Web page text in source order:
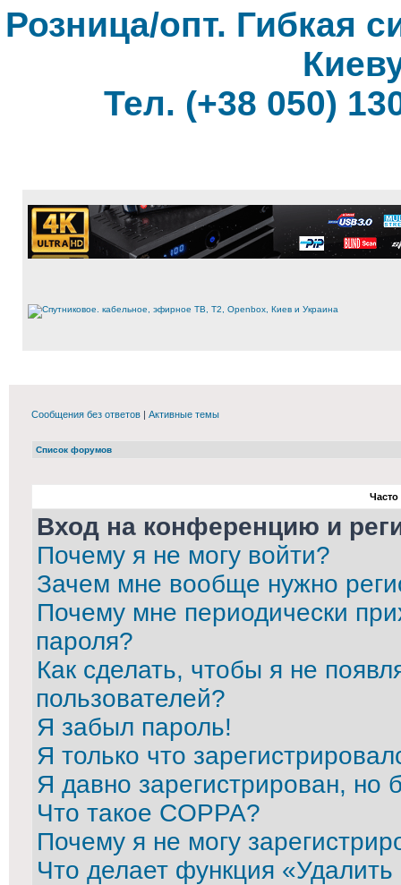
Розница/опт. Гибкая
Тел. (+38 050)
Сообщения без ответов | Активные темы
Список форумов
Вход на конференцию и
Почему я не могу войти?
Зачем мне вообще нужно
Почему мне периодически
пароля?
Как сделать, чтобы я не
пользователей?
Я забыл пароль!
Я только что
Я давно зарегистрирован, но
Что такое COPPA?
Почему я не могу
Что делает функция